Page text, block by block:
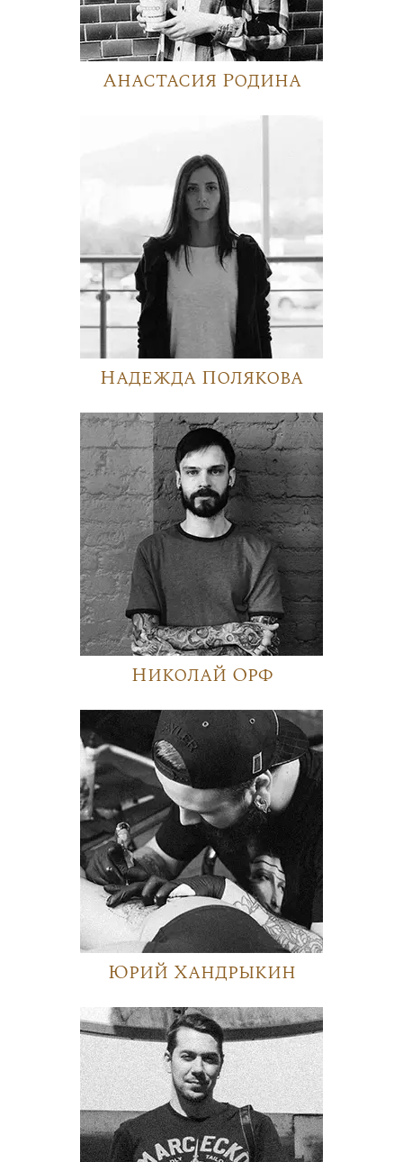
Анастасия Родина
Надежда Полякова
Николай Орф
Юрий Хандрыкин